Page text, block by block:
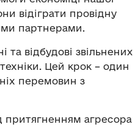
відіграти провідну
партнерами.
відбудові звільнених
Цей крок – один
перемовин з
притягненням агресора